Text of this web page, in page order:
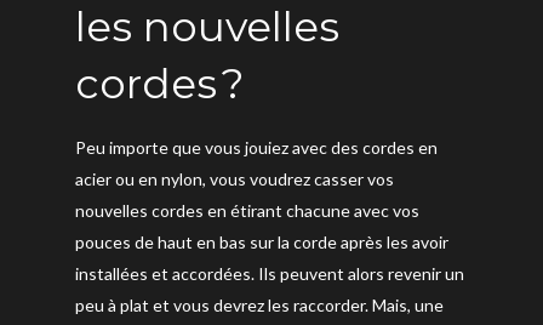
les nouvelles
cordes ?
Peu importe que vous jouiez avec des cordes en
acier ou en nylon, vous voudrez casser vos
nouvelles cordes en étirant chacune avec vos
pouces de haut en bas sur la corde après les avoir
installées et accordées. Ils peuvent alors revenir un
peu à plat et vous devrez les raccorder. Mais, une